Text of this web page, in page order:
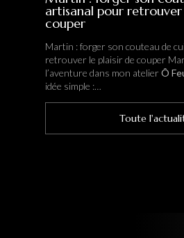
artisanal pour retrouver
couper
Martin : forger son couteau de
retrouver le plaisir de couper
l’aventure dans mon atelierÔ
idée simple :…
Toute